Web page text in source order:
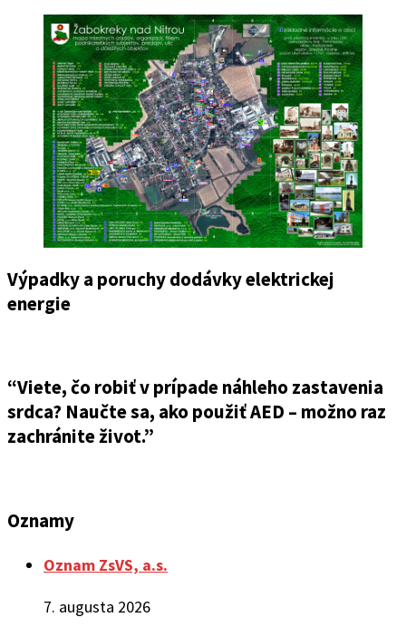
Výpadky a poruchy dodávky elektrickej
energie
“Viete, čo robiť v prípade náhleho zastavenia
srdca? Naučte sa, ako použiť AED – možno raz
zachránite život.”
Oznamy
Oznam ZsVS, a.s.
7. augusta 2026